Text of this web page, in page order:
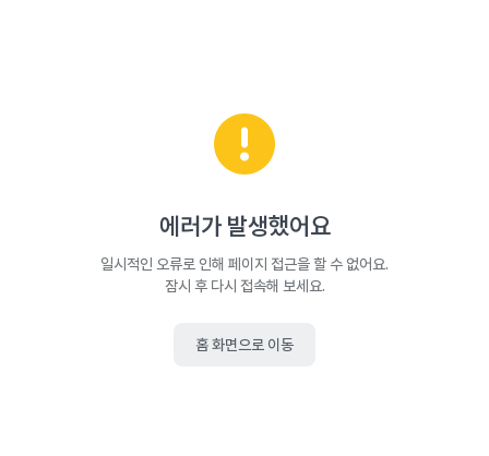
에러가 발생했어요
일시적인 오류로 인해 페이지 접근을 할 수 없어요.
잠시 후 다시 접속해 보세요.
홈 화면으로 이동